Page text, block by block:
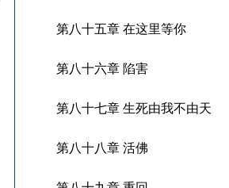
第八十五章 在这里等你
第八十六章 陷害
第八十七章 生死由我不由天
第八十八章 活佛